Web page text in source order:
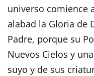
universo comience
alabad la Gloria de
Padre, porque su
Nuevos Cielos y
suyo y de sus